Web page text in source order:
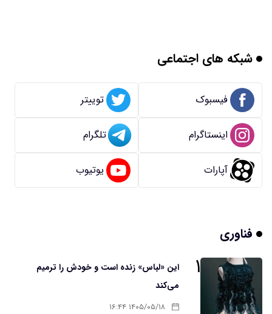
شبکه های اجتماعی
فیسبوک توییتر
اینستاگرام تلگرام
آپارات یوتیوب
فناوری
۱
این «لباس» زنده است و خودش را ترمیم
می‌کند
۱۴۰۵/۰۵/۱۸ ۱۶:۴۴